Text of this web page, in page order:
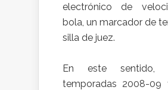
electrónico de
bola, un marcador de
silla de juez.
En este sentido,
temporadas 2008-09